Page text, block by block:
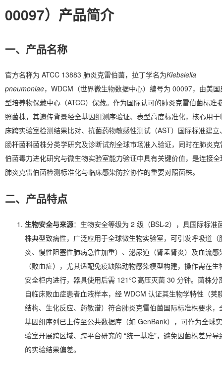
00097）产品简介
一、产品名称
官方名称为 ATCC 13883 肺炎克雷伯菌，拉丁学名为Klebsiella
pneumoniae，WDCM（世界微生物数据中心）编号为 00097，由美国
型培养物保藏中心（ATCC）保藏。作为国际认可的肺炎克雷伯菌标准
照菌株，其遗传背景经全基因组测序验证、表型高度标准化，核心用于
床跨实验室检测结果比对、抗菌药物敏感性测试（AST）国际标准建立
肠杆菌科菌株分类学研究及诊断试剂全球市场准入验证，同时在肺炎克
伯菌毒力进化研究与微生物实验室能力验证中具有关键价值，是连接全
肺炎克雷伯菌检测标准化与临床感染防控协作的重要对照菌株。
二、产品特点
生物安全与来源：生物安全等级为 2 级（BSL-2），具国际标准
株典型致病性，广泛应用于全球微生物实验室，可引发呼吸道（
炎、慢性阻塞性肺病急性加重）、泌尿道（肾盂肾炎）及血流感
（败血症），尤其适配免疫缺陷动物感染模型构建，操作需在生
安全柜内进行，器具使用后需 121℃高压灭菌 30 分钟。菌株分
自临床败血症患者血液样本，经 WDCM 认证其生物学特性（荚
结构、生化反应、药敏谱）符合肺炎克雷伯菌国际标准株要求，
基因组序列已上传至公共数据库（如 GenBank），可作为全球实
验室开展跨区域、跨平台研究的 “统一基准”，避免因菌株差异导
的实验结果偏差。